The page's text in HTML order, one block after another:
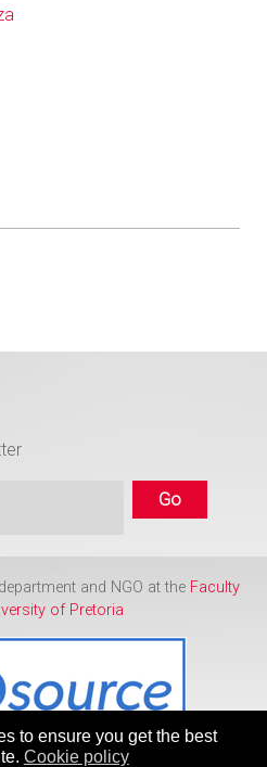
to ensure you get the best
Cookie policy
and NGO at the Faculty
of Pretoria